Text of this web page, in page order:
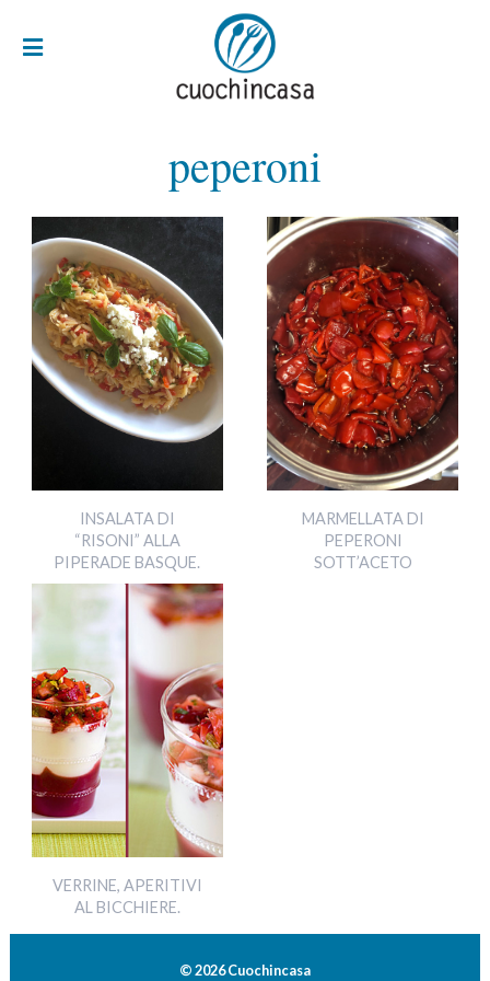
peperoni
INSALATA DI
“RISONI” ALLA
PIPERADE BASQUE.
MARMELLATA DI
PEPERONI
SOTT’ACETO
VERRINE, APERITIVI
AL BICCHIERE.
© 2026 Cuochincasa